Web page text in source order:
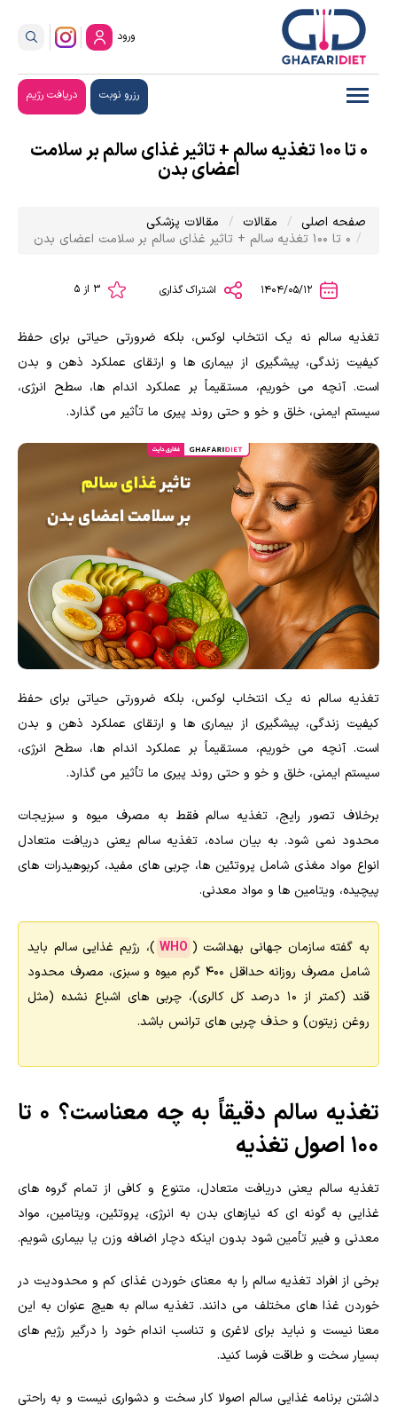
ورود
رزرو نوبت دریافت رژیم
0 تا 100 تغذیه سالم + تاثیر غذای سالم بر سلامت
اعضای بدن
صفحه اصلی مقالات
مقالات پزشکی
0 تا 100 تغذیه سالم + تاثیر غذای سالم بر سلامت اعضای بدن
اشتراک گذاری
تغذیه سالم نه یک انتخاب لوکس، بلکه ضرورتی حیاتی برای حفظ
کیفیت زندگی، پیشگیری از بیماری ها و ارتقای عملکرد ذهن و بدن
است. آنچه می خوریم، مستقیماً بر عملکرد اندام ها، سطح انرژی،
سیستم ایمنی، خلق و خو و حتی روند پیری ما تأثیر می گذارد.
تغذیه سالم نه یک انتخاب لوکس، بلکه ضرورتی حیاتی برای حفظ
کیفیت زندگی، پیشگیری از بیماری ها و ارتقای عملکرد ذهن و بدن
است. آنچه می خوریم، مستقیماً بر عملکرد اندام ها، سطح انرژی،
سیستم ایمنی، خلق و خو و حتی روند پیری ما تأثیر می گذارد.
برخلاف تصور رایج، تغذیه سالم فقط به مصرف میوه و سبزیجات
محدود نمی شود. به بیان ساده، تغذیه سالم یعنی دریافت متعادل
انواع مواد مغذی شامل پروتئین ها، چربی های مفید، کربوهیدرات های
پیچیده، ویتامین ها و مواد معدنی.
به گفته سازمان جهانی بهداشت ( WHO )، رژیم غذایی سالم باید
شامل مصرف روزانه حداقل ۴۰۰ گرم میوه و سبزی، مصرف محدود
قند (کمتر از ۱۰ درصد کل کالری)، چربی های اشباع نشده (مثل
روغن زیتون) و حذف چربی های ترانس باشد.
تغذیه سالم دقیقاً به چه معناست؟ ۰ تا
۱۰۰ اصول تغذیه
تغذیه سالم یعنی دریافت متعادل، متنوع و کافی از تمام گروه های
غذایی به گونه ای که نیازهای بدن به انرژی، پروتئین، ویتامین، مواد
معدنی و فیبر تأمین شود بدون اینکه دچار اضافه وزن یا بیماری شویم.
برخی از افراد تغذیه سالم را به معنای خوردن غذای کم و محدودیت در
خوردن غذا های مختلف می دانند. تغذیه سالم به هیچ عنوان به این
معنا نیست و نباید برای لاغری و تناسب اندام خود را درگیر رژیم های
بسیار سخت و طاقت فرسا کنید.
داشتن برنامه غذایی سالم اصولا کار سخت و دشواری نیست و به راحتی